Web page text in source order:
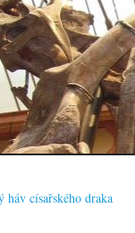
háv císařského draka